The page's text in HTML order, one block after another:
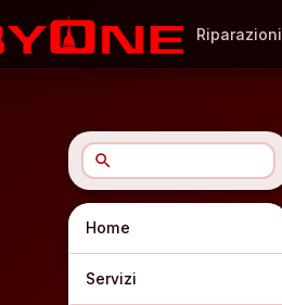
Riparazioni
search
Home
Servizi